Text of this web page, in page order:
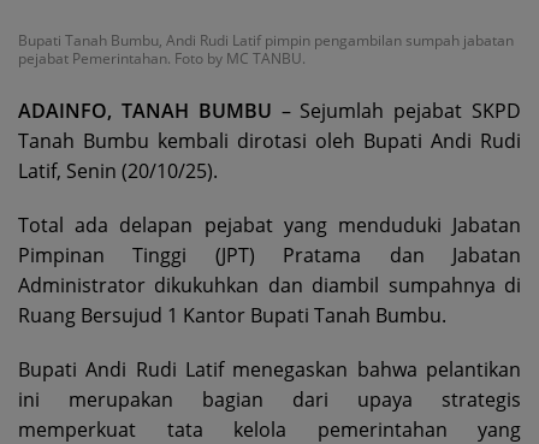
Bupati Tanah Bumbu, Andi Rudi Latif pimpin pengambilan sumpah jabatan
pejabat Pemerintahan. Foto by MC TANBU.
ADAINFO, TANAH BUMBU – Sejumlah pejabat SKPD
Tanah Bumbu kembali dirotasi oleh Bupati Andi Rudi
Latif, Senin (20/10/25).
Total ada delapan pejabat yang menduduki Jabatan
Pimpinan Tinggi (JPT) Pratama dan Jabatan
Administrator dikukuhkan dan diambil sumpahnya di
Ruang Bersujud 1 Kantor Bupati Tanah Bumbu.
Bupati Andi Rudi Latif menegaskan bahwa pelantikan
ini merupakan bagian dari upaya strategis
memperkuat tata kelola pemerintahan yang